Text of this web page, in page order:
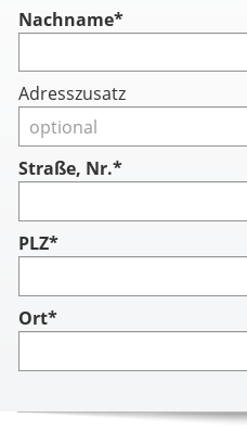
Nachname*
Adresszusatz
Straße, Nr.*
PLZ*
Ort*